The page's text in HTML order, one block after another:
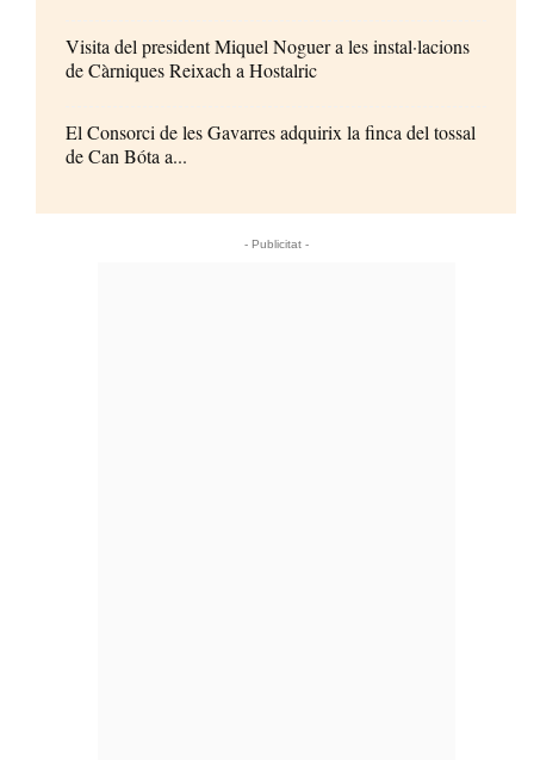
Visita del president Miquel Noguer a les instal·lacions
de Càrniques Reixach a Hostalric
El Consorci de les Gavarres adquirix la finca del tossal
de Can Bóta a...
- Publicitat -